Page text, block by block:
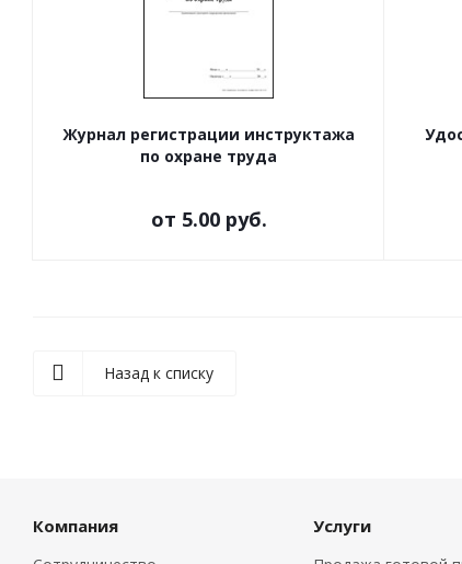
Журнал регистрации инструктажа
по охране труда
от 5.00 руб.
Назад к списку
Компания Услуги